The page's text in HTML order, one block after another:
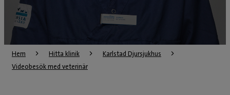
Hem Hitta klinik
Karlstad Djursjukhus
Videobesök med veterinär